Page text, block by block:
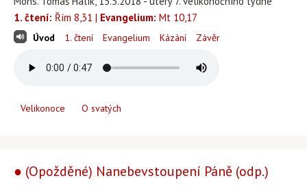
1. čtení: Řím 8,31 | Evangelium: Mt 10,17
Úvod 1. čtení Evangelium Kázání Závěr
Velikonoce O svatých
● (Opožděné) Nanebevstoupení Páně (odp.)